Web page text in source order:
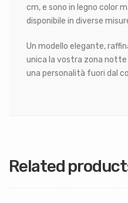
cm, e sono in legno color
disponibile in diverse
Un modello elegante,
unica la vostra zona
una personalità fuori dal
Related